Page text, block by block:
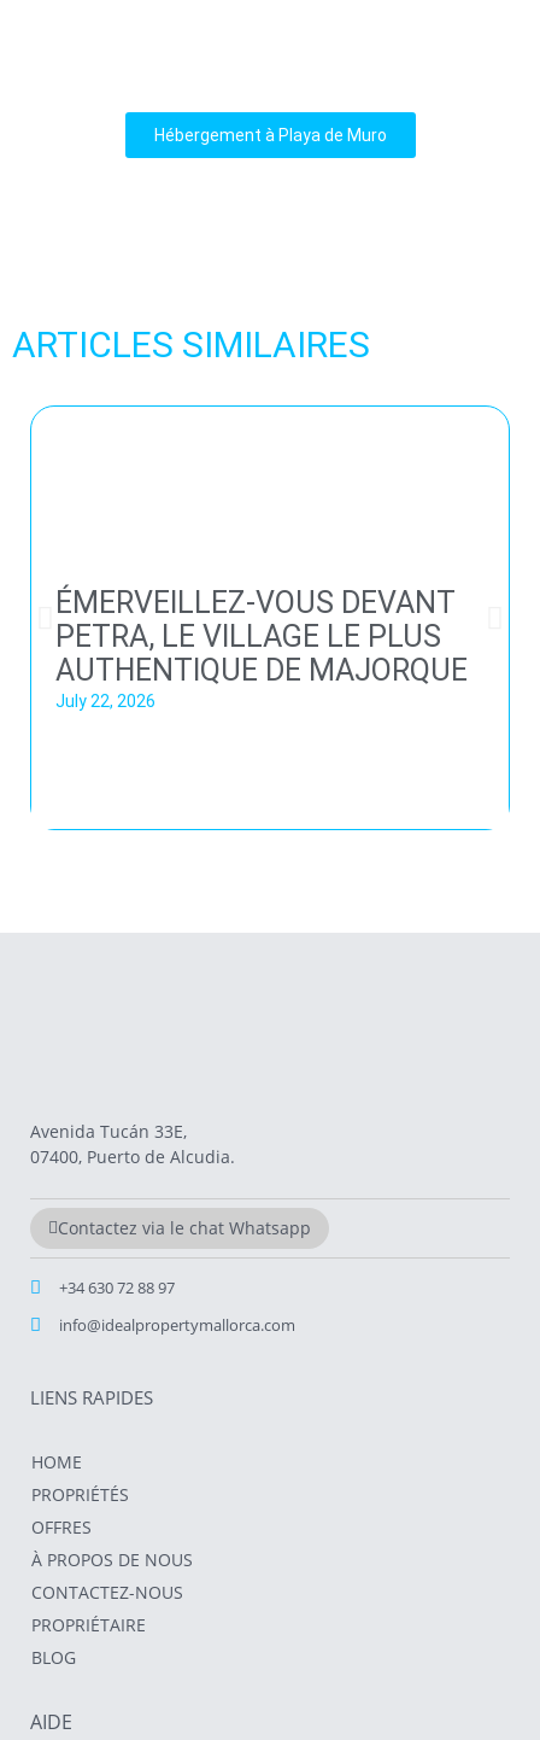
Hébergement à Playa de Muro
ARTICLES SIMILAIRES
ÉMERVEILLEZ-VOUS DEVANT
PETRA, LE VILLAGE LE PLUS
AUTHENTIQUE DE MAJORQUE
July 22, 2026
Avenida Tucán 33E,
07400, Puerto de Alcudia.
Contactez via le chat Whatsapp
+34 630 72 88 97
info@idealpropertymallorca.com
LIENS RAPIDES
HOME
PROPRIÉTÉS
OFFRES
À PROPOS DE NOUS
CONTACTEZ-NOUS
PROPRIÉTAIRE
BLOG
AIDE